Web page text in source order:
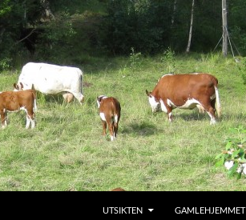
UTSIKTEN
GAMLEHJEMMET